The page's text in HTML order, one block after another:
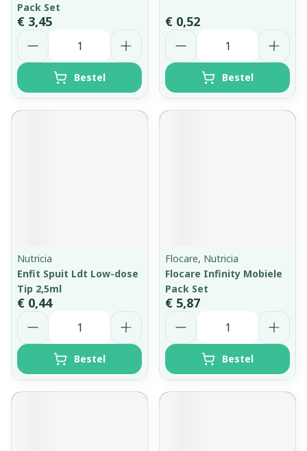
Pack Set
€ 3,45
Aantal
Bestel
€ 0,52
Aantal
Bestel
Nutricia
Enfit Spuit Ldt Low-dose
Tip 2,5ml
€ 0,44
Aantal
Bestel
Flocare, Nutricia
Flocare Infinity Mobiele
Pack Set
€ 5,87
Aantal
Bestel